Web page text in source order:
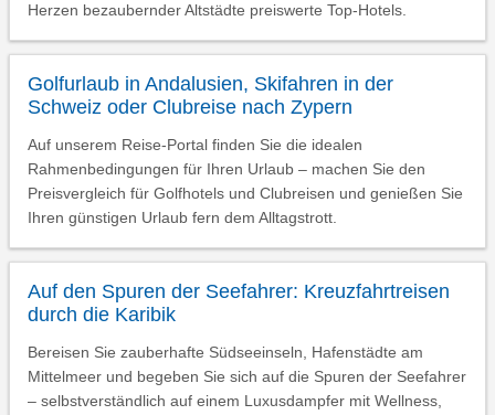
Herzen bezaubernder Altstädte preiswerte Top-Hotels.
Golfurlaub in Andalusien, Skifahren in der
Schweiz oder Clubreise nach Zypern
Auf unserem Reise-Portal finden Sie die idealen
Rahmenbedingungen für Ihren Urlaub – machen Sie den
Preisvergleich für Golfhotels und Clubreisen und genießen Sie
Ihren günstigen Urlaub fern dem Alltagstrott.
Auf den Spuren der Seefahrer: Kreuzfahrtreisen
durch die Karibik
Bereisen Sie zauberhafte Südseeinseln, Hafenstädte am
Mittelmeer und begeben Sie sich auf die Spuren der Seefahrer
– selbstverständlich auf einem Luxusdampfer mit Wellness,